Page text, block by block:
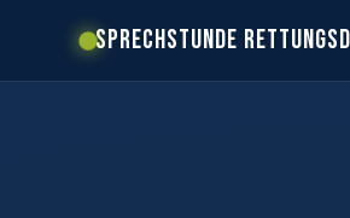
SPRECHSTUNDE